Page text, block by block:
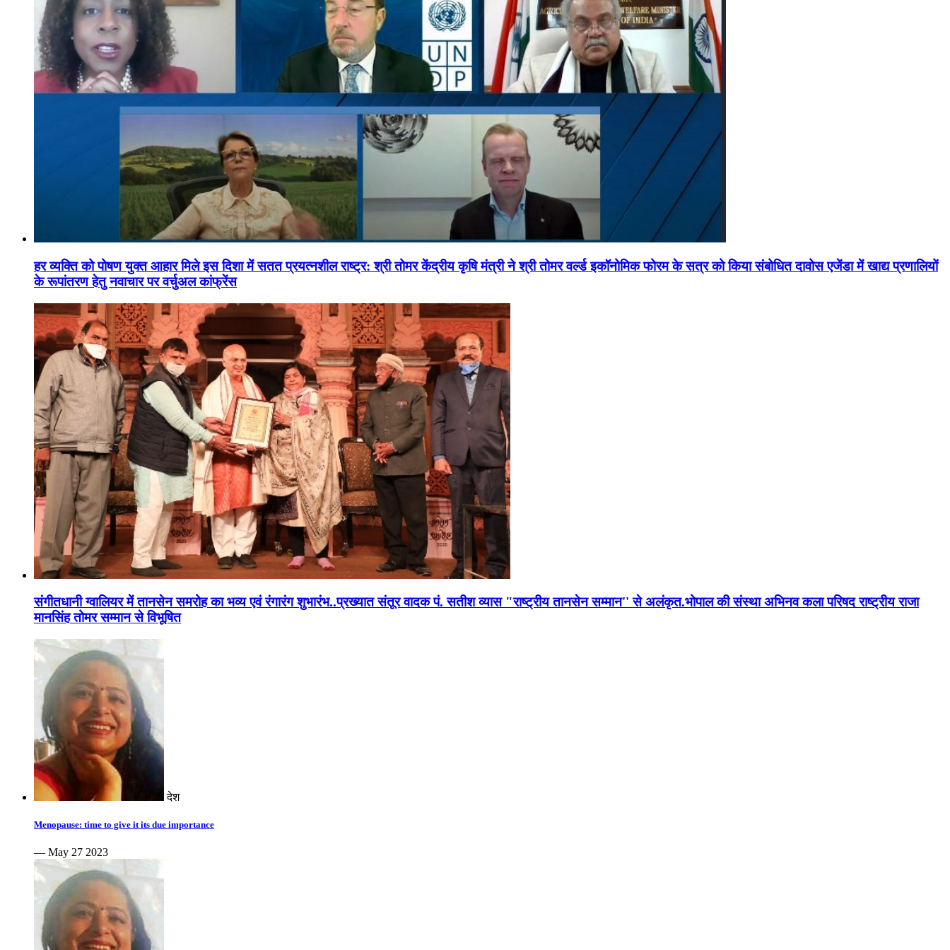
हर व्यक्ति को पोषण युक्त आहार मिले इस दिशा में सतत प्रयत्नशील राष्ट्र: श्री तोमर केंद्रीय कृषि मंत्री ने श्री तोमर वर्ल्ड इकॉनोमिक फोरम के सत्र को किया संबोधित दावोस एजेंडा में खाद्य प्रणालियों
के रूपांतरण हेतु नवाचार पर वर्चुअल कांफ्रेंस
संगीतधानी ग्वालियर में तानसेन समरोह का भव्य एवं रंगारंग शुभारंभ..प्रख्यात संतूर वादक पं. सतीश व्यास "राष्ट्रीय तानसेन सम्मान'' से अलंकृत.भोपाल की संस्था अभिनव कला परिषद राष्ट्रीय राजा
मानसिंह तोमर सम्मान से विभूषित
देश
Menopause: time to give it its due importance
— May 27 2023